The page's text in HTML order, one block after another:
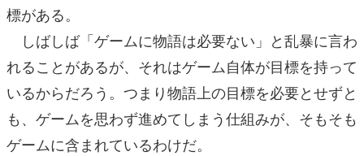
標がある。
しばしば「ゲームに物語は必要ない」と乱暴に言わ
れることがあるが、それはゲーム自体が目標を持って
いるからだろう。つまり物語上の目標を必要とせずと
も、ゲームを思わず進めてしまう仕組みが、そもそも
ゲームに含まれているわけだ。